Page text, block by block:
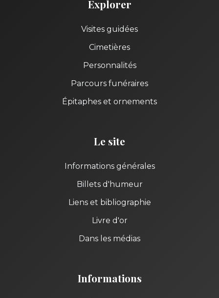
Explorer
Visites guidées
Cimetières
Personnalités
Parcours funéraires
Épitaphes et ornements
Le site
Informations générales
Billets d'humeur
Liens et bibliographie
Livre d'or
Dans les médias
Informations